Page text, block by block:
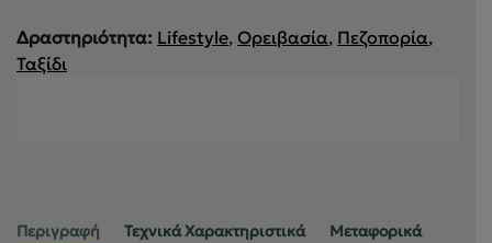
Δραστηριότητα: Lifestyle, Ορειβασία, Πεζοπορία,
Ταξίδι
Περιγραφή Τεχνικά Χαρακτηριστικά Μεταφορικά